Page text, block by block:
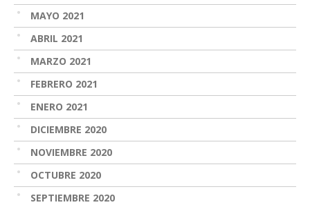
MAYO 2021
ABRIL 2021
MARZO 2021
FEBRERO 2021
ENERO 2021
DICIEMBRE 2020
NOVIEMBRE 2020
OCTUBRE 2020
SEPTIEMBRE 2020